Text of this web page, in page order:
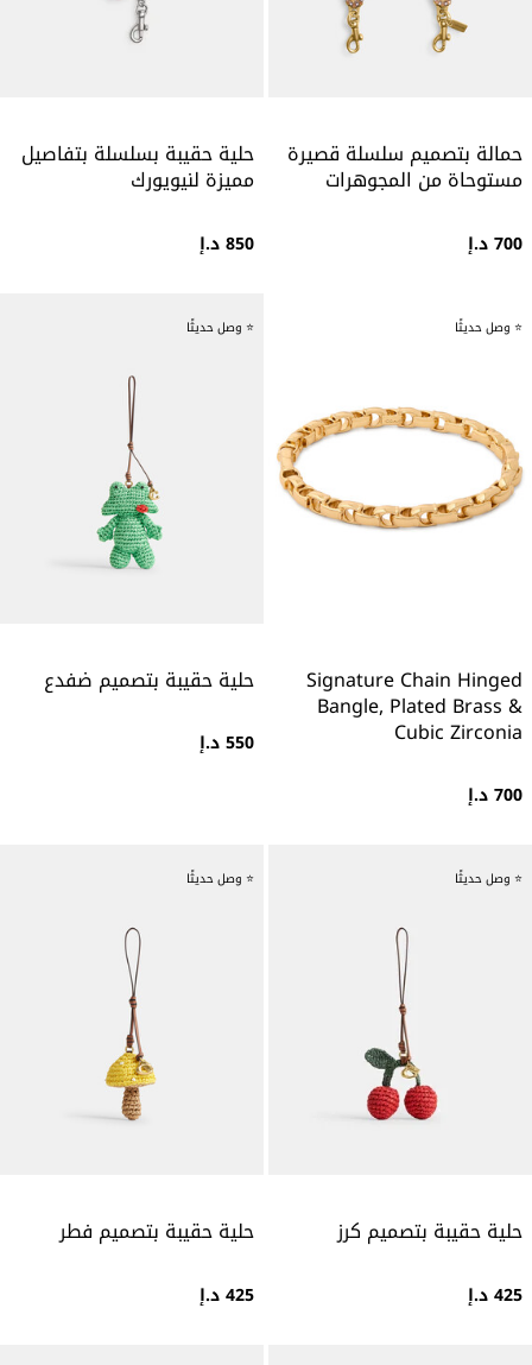
حمالة بتصميم سلسلة قصيرة
مستوحاة من المجوهرات
700 د.إ
حلية حقيبة بسلسلة بتفاصيل
مميزة لنيويورك
850 د.إ
⭐ وصل حديثًا
Signature Chain Hinged
Bangle, Plated Brass &
Cubic Zirconia
700 د.إ
⭐ وصل حديثًا
حلية حقيبة بتصميم ضفدع
550 د.إ
⭐ وصل حديثًا
حلية حقيبة بتصميم كرز
425 د.إ
⭐ وصل حديثًا
حلية حقيبة بتصميم فطر
425 د.إ